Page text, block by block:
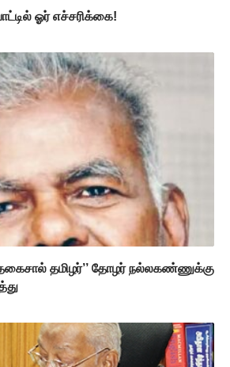
ஓர் எச்சரிக்கை!
தமிழர்’’ தோழர் நல்லகண்ணுக்கு